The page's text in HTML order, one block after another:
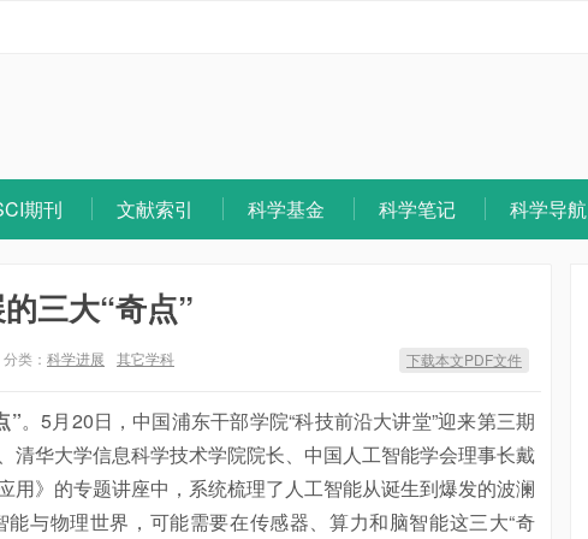
期刊 文献索引 科学基金 科学笔记 科学导航
三大“奇点”
分类： 科学进展 其它学科 下载本文PDF文件
”。5月20日，中国浦东干部学院“科技前沿大讲堂”迎来第三期
清华大学信息科学技术学院院长、中国人工智能学会理事长戴
用》的专题讲座中，系统梳理了人工智能从诞生到爆发的波澜
能与物理世界，可能需要在传感器、算力和脑智能这三大“奇